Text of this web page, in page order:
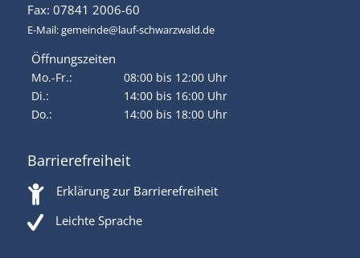
Fax: 07841 2006-60
E-Mail:gemeinde@lauf-schwarzwald.de
Öffnungszeiten
Mo.-Fr.:
08:00 bis 12:00 Uhr
Di.:
14:00 bis 16:00 Uhr
Do.:
14:00 bis 18:00 Uhr
Barrierefreiheit
Erklärung zur Barrierefreiheit
Leichte Sprache